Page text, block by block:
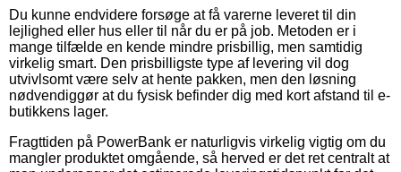
Du kunne endvidere forsøge at få varerne leveret til din
lejlighed eller hus eller til når du er på job. Metoden er i
mange tilfælde en kende mindre prisbillig, men samtidig
virkelig smart. Den prisbilligste type af levering vil dog
utvivlsomt være selv at hente pakken, men den løsning
nødvendiggør at du fysisk befinder dig med kort afstand til e-
butikkens lager.
Fragttiden på PowerBank er naturligvis virkelig vigtig om du
mangler produktet omgående, så herved er det ret centralt at